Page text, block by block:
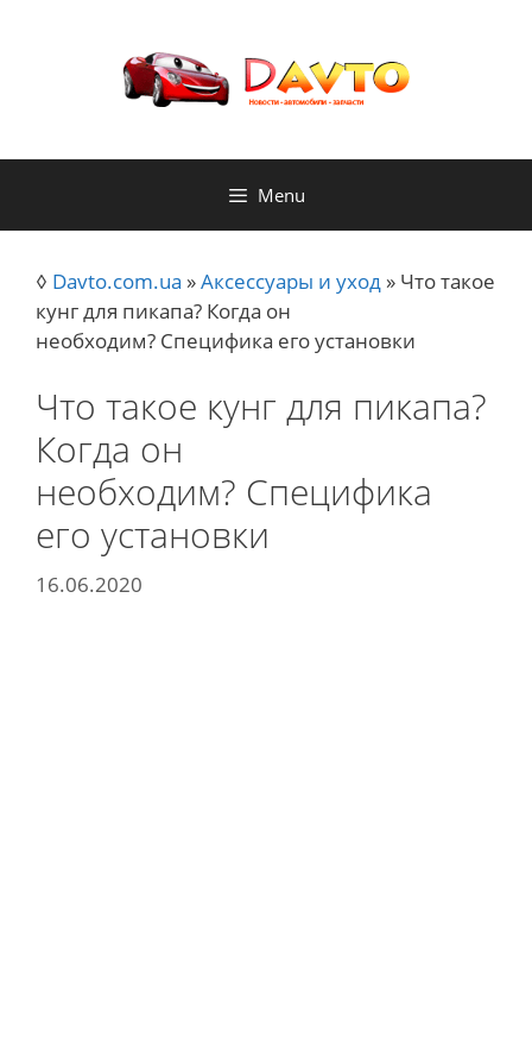
Menu
◊ Davto.com.ua »Аксессуары и уход » Что такое
кунг для пикапа? Когда он
необходим? Специфика его установки
Что такое кунг для пикапа?
Когда он
необходим? Специфика
его установки
16.06.2020